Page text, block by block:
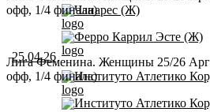
Чанарес (Ж)
офф, 1/4 финала)
25.04.26
Ферро Каррил Эсте (Ж)
Институто Атлетико
Лига Феменина. Женщины 25/26
офф, 1/4 финала)
Институто Атлетико